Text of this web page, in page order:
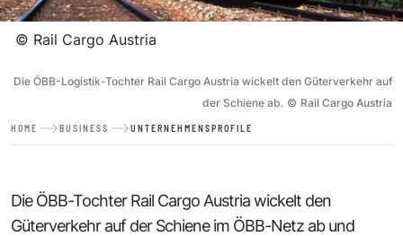
© Rail Cargo Austria
Die ÖBB-Logistik-Tochter Rail Cargo Austria wickelt den Güterverkehr auf
der Schiene ab. © Rail Cargo Austria
HOME BUSINESS UNTERNEHMENSPROFILE
Die ÖBB-Tochter Rail Cargo Austria wickelt den
Güterverkehr auf der Schiene im ÖBB-Netz ab und